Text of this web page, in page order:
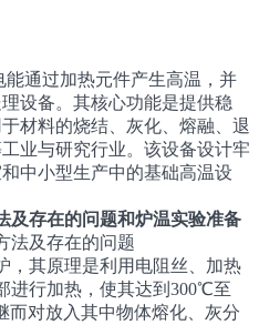
通过加热元件产生高温，并
设备。其核心功能是提供稳
材料的烧结、灰化、熔融、退
业与研究行业。该设备设计牢
中小型生产中的基础高温设
及存在的问题和炉温实验准备
法及存在的问题
，其原理是利用电阻丝、加热
进行加热，使其达到300℃至
而对放入其中物体熔化、灰分